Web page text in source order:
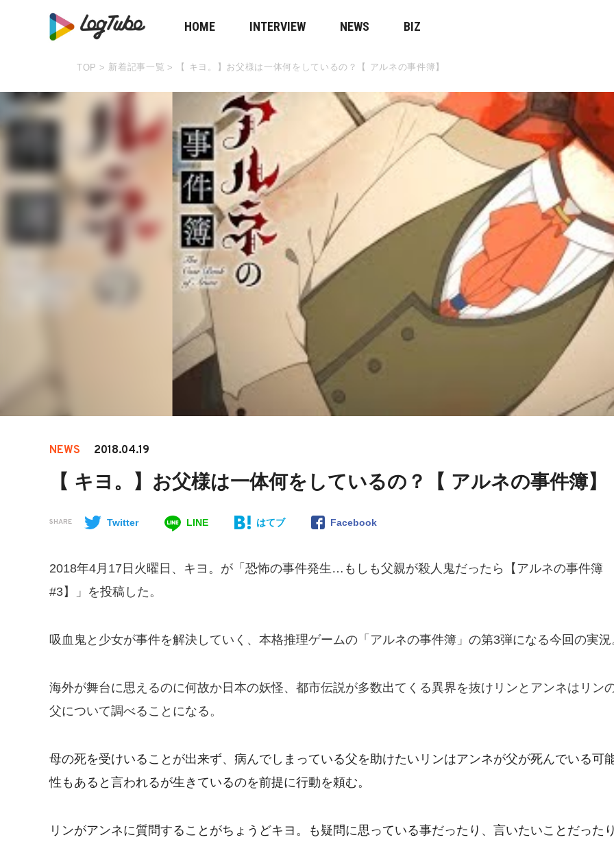
HOME INTERVIEW NEWS BIZ
TOP > 新着記事一覧 > 【 キヨ。】お父様は一体何をしているの？【 アルネの事件簿】
NEWS 2018.04.19
【 キヨ。】お父様は一体何をしているの？【 アルネの事件簿】
SHARE Twitter LINE はてブ Facebook
2018年4月17日火曜日、キヨ。が「恐怖の事件発生…もしも父親が殺人鬼だったら【アルネの事件簿
#3】」を投稿した。
吸血鬼と少女が事件を解決していく、本格推理ゲームの「アルネの事件簿」の第3弾になる今回の実況
海外が舞台に思えるのに何故か日本の妖怪、都市伝説が多数出てくる異界を抜けリンとアンネはリン
父について調べることになる。
母の死を受けいることが出来ず、病んでしまっている父を助けたいリンはアンネが父が死んでいる可
性もあると言われるが生きているのを前提に行動を頼む。
リンがアンネに質問することがちょうどキヨ。も疑問に思っている事だったり、言いたいことだったり